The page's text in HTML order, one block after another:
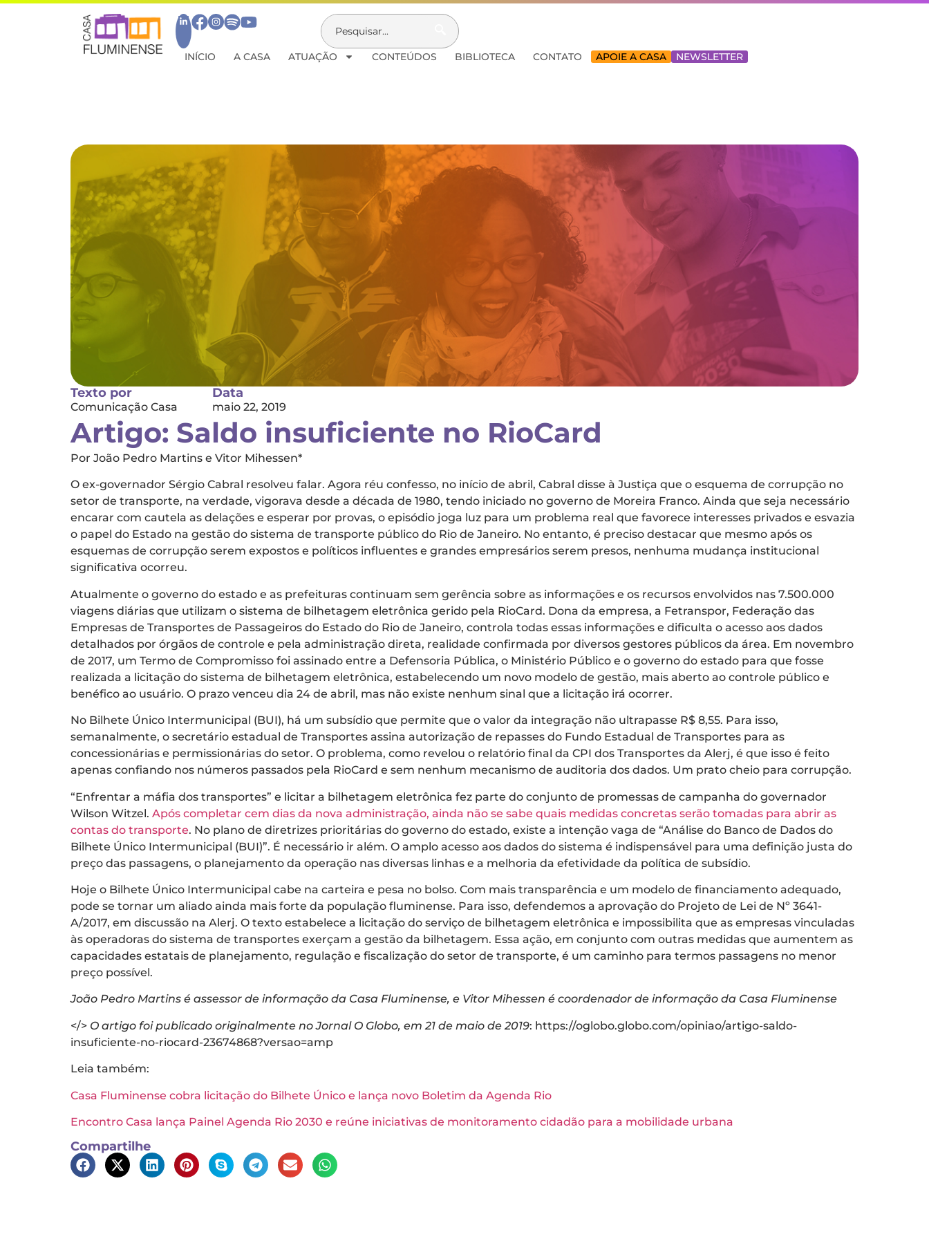
INÍCIO A CASA ATUAÇÃO CONTEÚDOS BIBLIOTECA CONTATO APOIE A CASA NEWSLETTER
Texto por
Comunicação Casa
Data
maio 22, 2019
Artigo: Saldo insuficiente no RioCard
Por João Pedro Martins e Vitor Mihessen*
O ex-governador Sérgio Cabral resolveu falar. Agora réu confesso, no início de abril, Cabral disse à Justiça que o esquema de corrupção no
setor de transporte, na verdade, vigorava desde a década de 1980, tendo iniciado no governo de Moreira Franco. Ainda que seja necessário
encarar com cautela as delações e esperar por provas, o episódio joga luz para um problema real que favorece interesses privados e esvazia
o papel do Estado na gestão do sistema de transporte público do Rio de Janeiro. No entanto, é preciso destacar que mesmo após os
esquemas de corrupção serem expostos e políticos influentes e grandes empresários serem presos, nenhuma mudança institucional
significativa ocorreu.
Atualmente o governo do estado e as prefeituras continuam sem gerência sobre as informações e os recursos envolvidos nas 7.500.000
viagens diárias que utilizam o sistema de bilhetagem eletrônica gerido pela RioCard. Dona da empresa, a Fetranspor, Federação das
Empresas de Transportes de Passageiros do Estado do Rio de Janeiro, controla todas essas informações e dificulta o acesso aos dados
detalhados por órgãos de controle e pela administração direta, realidade confirmada por diversos gestores públicos da área. Em novembro
de 2017, um Termo de Compromisso foi assinado entre a Defensoria Pública, o Ministério Público e o governo do estado para que fosse
realizada a licitação do sistema de bilhetagem eletrônica, estabelecendo um novo modelo de gestão, mais aberto ao controle público e
benéfico ao usuário. O prazo venceu dia 24 de abril, mas não existe nenhum sinal que a licitação irá ocorrer.
No Bilhete Único Intermunicipal (BUI), há um subsídio que permite que o valor da integração não ultrapasse R$ 8,55. Para isso,
semanalmente, o secretário estadual de Transportes assina autorização de repasses do Fundo Estadual de Transportes para as
concessionárias e permissionárias do setor. O problema, como revelou o relatório final da CPI dos Transportes da Alerj, é que isso é feito
apenas confiando nos números passados pela RioCard e sem nenhum mecanismo de auditoria dos dados. Um prato cheio para corrupção.
“Enfrentar a máfia dos transportes” e licitar a bilhetagem eletrônica fez parte do conjunto de promessas de campanha do governador
Wilson Witzel. Após completar cem dias da nova administração, ainda não se sabe quais medidas concretas serão tomadas para abrir as
contas do transporte. No plano de diretrizes prioritárias do governo do estado, existe a intenção vaga de “Análise do Banco de Dados do
Bilhete Único Intermunicipal (BUI)”. É necessário ir além. O amplo acesso aos dados do sistema é indispensável para uma definição justa do
preço das passagens, o planejamento da operação nas diversas linhas e a melhoria da efetividade da política de subsídio.
Hoje o Bilhete Único Intermunicipal cabe na carteira e pesa no bolso. Com mais transparência e um modelo de financiamento adequado,
pode se tornar um aliado ainda mais forte da população fluminense. Para isso, defendemos a aprovação do Projeto de Lei de Nº 3641-
A/2017, em discussão na Alerj. O texto estabelece a licitação do serviço de bilhetagem eletrônica e impossibilita que as empresas vinculadas
às operadoras do sistema de transportes exerçam a gestão da bilhetagem. Essa ação, em conjunto com outras medidas que aumentem as
capacidades estatais de planejamento, regulação e fiscalização do setor de transporte, é um caminho para termos passagens no menor
preço possível.
João Pedro Martins é assessor de informação da Casa Fluminense, e Vitor Mihessen é coordenador de informação da Casa Fluminense
</> O artigo foi publicado originalmente no Jornal O Globo, em 21 de maio de 2019: https://oglobo.globo.com/opiniao/artigo-saldo-
insuficiente-no-riocard-23674868?versao=amp
Leia também:
Casa Fluminense cobra licitação do Bilhete Único e lança novo Boletim da Agenda Rio
Encontro Casa lança Painel Agenda Rio 2030 e reúne iniciativas de monitoramento cidadão para a mobilidade urbana
Compartilhe